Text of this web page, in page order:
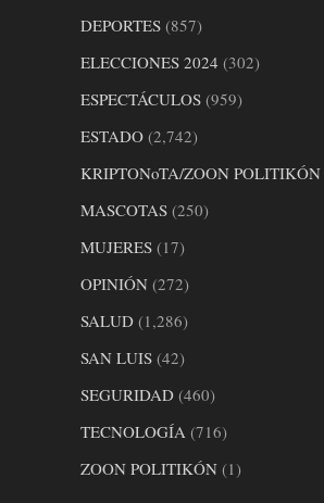
DEPORTES (857)
ELECCIONES 2024 (302)
ESPECTÁCULOS (959)
ESTADO (2,742)
KRIPTONoTA/ZOON POLITIKÓN
MASCOTAS (250)
MUJERES (17)
OPINIÓN (272)
SALUD (1,286)
SAN LUIS (42)
SEGURIDAD (460)
TECNOLOGÍA (716)
ZOON POLITIKÓN (1)